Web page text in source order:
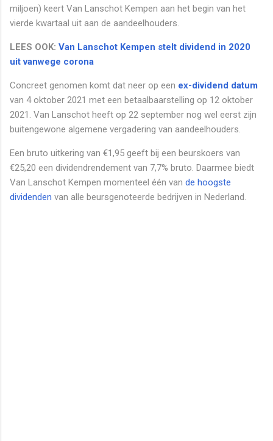
miljoen) keert Van Lanschot Kempen aan het begin van het
vierde kwartaal uit aan de aandeelhouders.
LEES OOK: Van Lanschot Kempen stelt dividend in 2020
uit vanwege corona
Concreet genomen komt dat neer op een ex-dividend datum
van 4 oktober 2021 met een betaalbaarstelling op 12 oktober
2021. Van Lanschot heeft op 22 september nog wel eerst zijn
buitengewone algemene vergadering van aandeelhouders.
Een bruto uitkering van €1,95 geeft bij een beurskoers van
€25,20 een dividendrendement van 7,7% bruto. Daarmee biedt
Van Lanschot Kempen momenteel één van de hoogste
dividenden van alle beursgenoteerde bedrijven in Nederland.